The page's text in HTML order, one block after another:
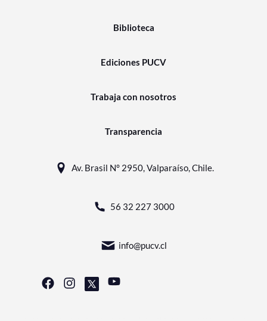
Biblioteca
Ediciones PUCV
Trabaja con nosotros
Transparencia
Av. Brasil N° 2950, Valparaíso, Chile.
56 32 227 3000
info@pucv.cl